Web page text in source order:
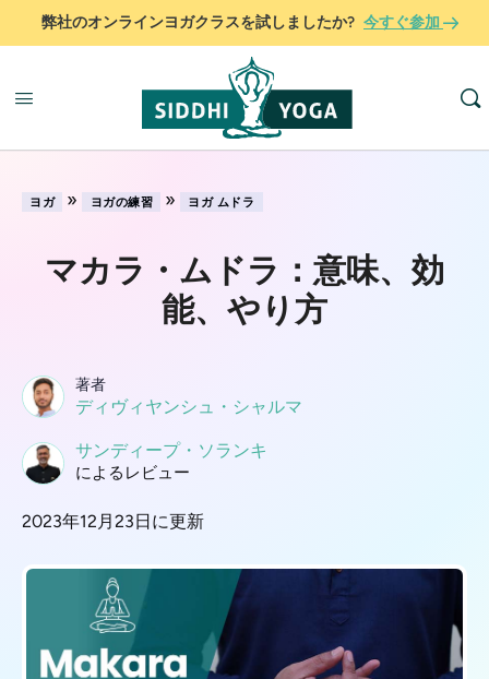
弊社のオンラインヨガクラスを試しましたか? 今すぐ参加
ヨガ » ヨガの練習 » ヨガ ムドラ
マカラ・ムドラ：意味、効
能、やり方
著者
ディヴィヤンシュ・シャルマ
サンディープ・ソランキ
によるレビュー
2023年12月23日に更新